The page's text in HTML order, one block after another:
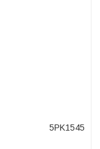
5PK1545